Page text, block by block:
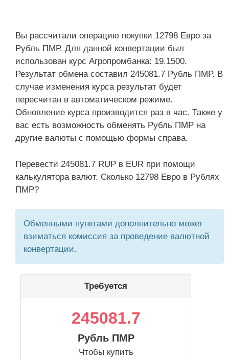
Вы рассчитали операцию покупки 12798 Евро за
Рубль ПМР. Для данной конвертации был
использован курс Агропромбанка: 19.1500.
Результат обмена составил 245081.7 Рубль ПМР. В
случае изменения курса результат будет
пересчитан в автоматическом режиме.
Обновление курса производится раз в час. Также у
вас есть возможность обменять Рубль ПМР на
другие валюты с помощью формы справа.
Перевести 245081.7 RUP в EUR при помощи
калькулятора валют. Сколько 12798 Евро в Рублях
ПМР?
Обменными пунктами дополнительно может
взиматься комиссия за проведение валютной
конвертации.
Требуется
245081.7
Рубль ПМР
Чтобы купить